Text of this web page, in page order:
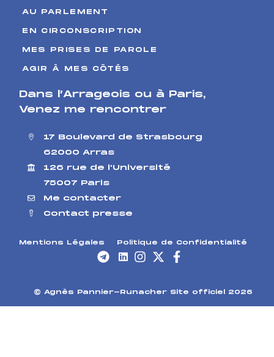
AU PARLEMENT
EN CIRCONSCRIPTION
MES PRISES DE PAROLE
AGIR À MES CÔTÉS
Dans l’Arrageois ou à Paris,
Venez me rencontrer
17 Boulevard de Strasbourg
62000 Arras
126 rue de l’Université
75007 Paris
Me contacter
Contact presse
Mentions Légales Politique de Confidentialité
© Agnès Pannier-Runacher Site officiel 2026